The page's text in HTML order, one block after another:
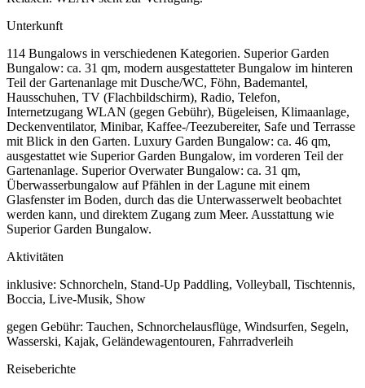
Unterkunft
114 Bungalows in verschiedenen Kategorien. Superior Garden
Bungalow: ca. 31 qm, modern ausgestatteter Bungalow im hinteren
Teil der Gartenanlage mit Dusche/WC, Föhn, Bademantel,
Hausschuhen, TV (Flachbildschirm), Radio, Telefon,
Internetzugang WLAN (gegen Gebühr), Bügeleisen, Klimaanlage,
Deckenventilator, Minibar, Kaffee-/Teezubereiter, Safe und Terrasse
mit Blick in den Garten. Luxury Garden Bungalow: ca. 46 qm,
ausgestattet wie Superior Garden Bungalow, im vorderen Teil der
Gartenanlage. Superior Overwater Bungalow: ca. 31 qm,
Überwasserbungalow auf Pfählen in der Lagune mit einem
Glasfenster im Boden, durch das die Unterwasserwelt beobachtet
werden kann, und direktem Zugang zum Meer. Ausstattung wie
Superior Garden Bungalow.
Aktivitäten
inklusive: Schnorcheln, Stand-Up Paddling, Volleyball, Tischtennis,
Boccia, Live-Musik, Show
gegen Gebühr: Tauchen, Schnorchelausflüge, Windsurfen, Segeln,
Wasserski, Kajak, Geländewagentouren, Fahrradverleih
Reiseberichte